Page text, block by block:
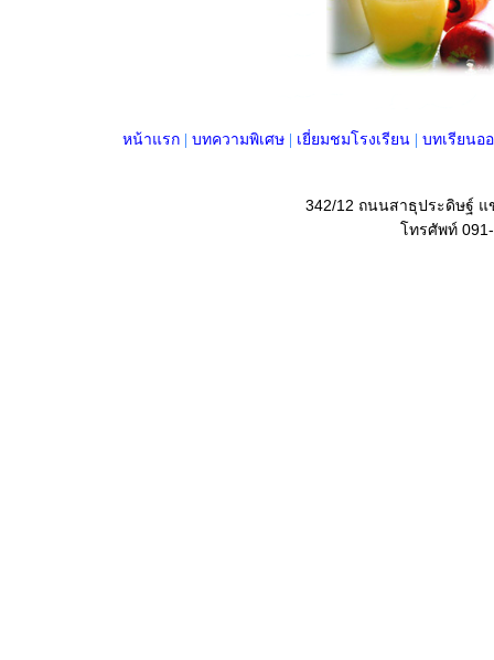
หน้าแรก| บทความพิเศษ| เยี่ยมชมโรงเรียน| บทเรียนอ
342/12 ถนนสาธุประดิษฐ์ แ
โทรศัพท์